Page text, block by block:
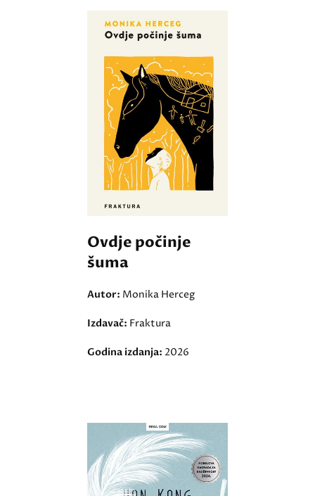
Ovdje počinje
šuma
Autor: Monika Herceg
Izdavač: Fraktura
Godina izdanja: 2026